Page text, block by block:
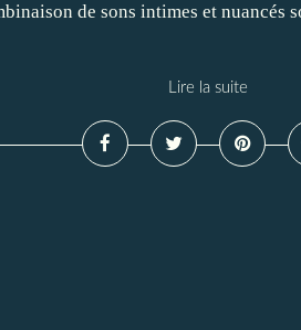
de sons intimes et nuancés
Lire la suite